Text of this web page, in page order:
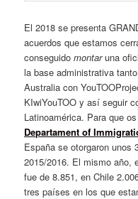
El 2018 se presenta
acuerdos que estamos
conseguidomontaruna
la base administrativa
Australia con
KIwiYouTOO y así seguir
Latinoamérica. Para que
Departament of
España se otorgaron unos
2015/2016. El mismo año,
fue de 8.851, en Chile
tres países en los que